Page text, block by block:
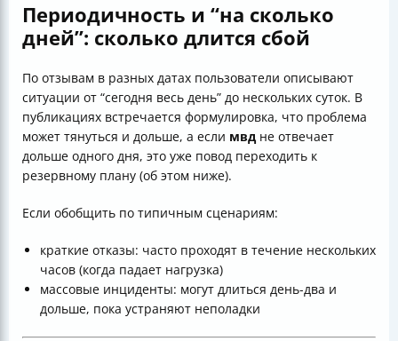
Периодичность и “на сколько
дней”: сколько длится сбой
По отзывам в разных датах пользователи описывают
ситуации от “сегодня весь день” до нескольких суток. В
публикациях встречается формулировка, что проблема
может тянуться и дольше, а если мвд не отвечает
дольше одного дня, это уже повод переходить к
резервному плану (об этом ниже).
Если обобщить по типичным сценариям:
краткие отказы: часто проходят в течение нескольких
часов (когда падает нагрузка)
массовые инциденты: могут длиться день-два и
дольше, пока устраняют неполадки